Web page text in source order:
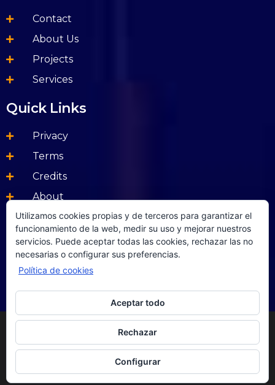
Contact
About Us
Projects
Services
Quick Links
Privacy
Terms
Credits
About
Social Media
Etiam bibendum elit eget erat. In convallis. Ut enim ad
minim veniam.
Privacidad
Funciona gracias aWordPress|Tema:Popularis
Business
Utilizamos cookies propias y de terceros para garantizar el
funcionamiento de la web, medir su uso y mejorar nuestros
servicios. Puede aceptar todas las cookies, rechazar las no
necesarias o configurar sus preferencias.
Política de cookies
Aceptar todo
Rechazar
Configurar